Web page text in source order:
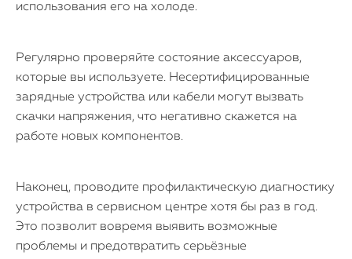
использования его на холоде.
Регулярно проверяйте состояние аксессуаров,
которые вы используете. Несертифицированные
зарядные устройства или кабели могут вызвать
скачки напряжения, что негативно скажется на
работе новых компонентов.
Наконец, проводите профилактическую диагностику
устройства в сервисном центре хотя бы раз в год.
Это позволит вовремя выявить возможные
проблемы и предотвратить серьёзные